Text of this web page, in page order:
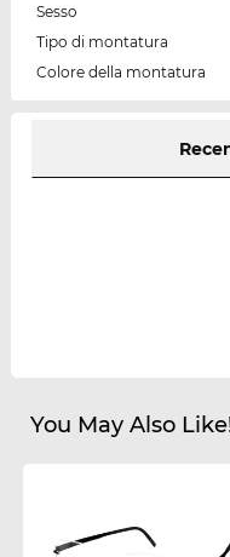
Sesso
Tipo di montatura
Colore della montatura
You May Also